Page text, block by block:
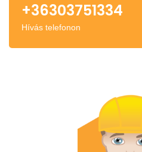
+36303751334
Hívás telefonon